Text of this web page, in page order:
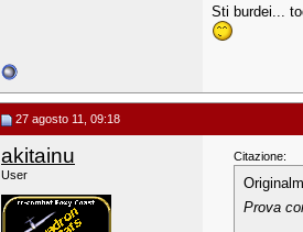
Sti burdei...
27 agosto 11, 09:18
akitainu
User
Citazione:
Prova